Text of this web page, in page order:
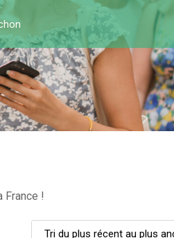
France !